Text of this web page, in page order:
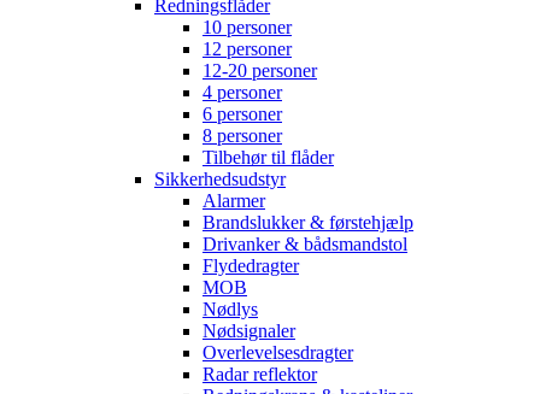
Redningsflåder
10 personer
12 personer
12-20 personer
4 personer
6 personer
8 personer
Tilbehør til flåder
Sikkerhedsudstyr
Alarmer
Brandslukker & førstehjælp
Drivanker & bådsmandstol
Flydedragter
MOB
Nødlys
Nødsignaler
Overlevelsesdragter
Radar reflektor